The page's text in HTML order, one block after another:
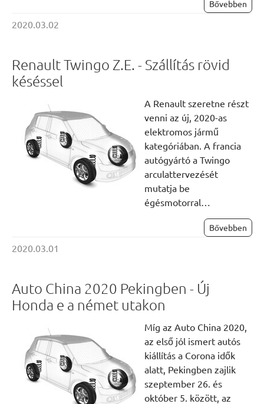
Bővebben
2020.03.02
Renault Twingo Z.E. - Szállítás rövid
késéssel
A Renault szeretne részt
venni az új, 2020-as
elektromos jármű
kategóriában. A francia
autógyártó a Twingo
arculattervezését
mutatja be
égésmotorral…
Bővebben
2020.03.01
Auto China 2020 Pekingben - Új
Honda e a német utakon
Míg az Auto China 2020,
az első jól ismert autós
kiállítás a Corona idők
alatt, Pekingben zajlik
szeptember 26. és
október 5. között, az